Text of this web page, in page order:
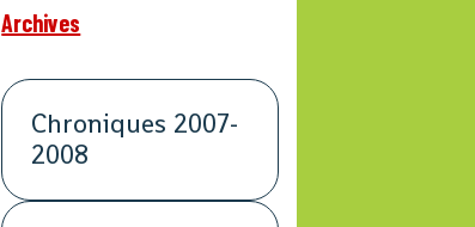
Archives
Chroniques 2007-
2008